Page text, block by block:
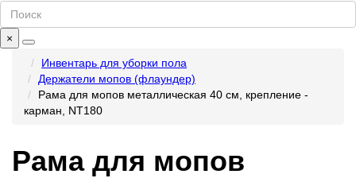
×
Инвентарь для уборки пола
Держатели мопов (флаундер)
Рама для мопов металлическая 40 см, крепление -
карман, NT180
Рама для мопов